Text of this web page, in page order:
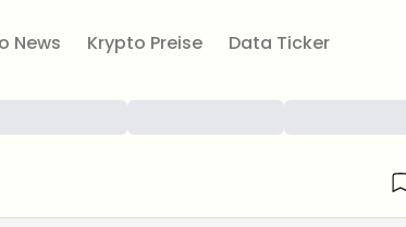
News Krypto Preise Data Ticker